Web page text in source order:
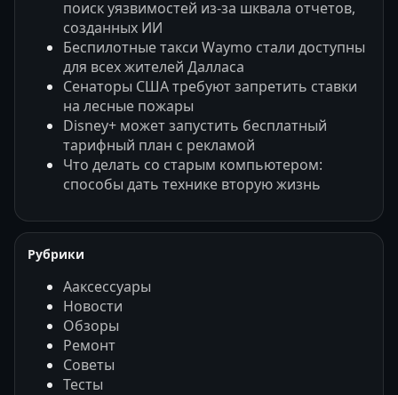
поиск уязвимостей из-за шквала отчетов,
созданных ИИ
Беспилотные такси Waymo стали доступны
для всех жителей Далласа
Сенаторы США требуют запретить ставки
на лесные пожары
Disney+ может запустить бесплатный
тарифный план с рекламой
Что делать со старым компьютером:
способы дать технике вторую жизнь
Рубрики
Ааксессуары
Новости
Обзоры
Ремонт
Советы
Тесты